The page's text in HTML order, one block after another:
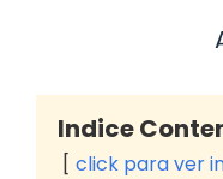
Indice
click para ver